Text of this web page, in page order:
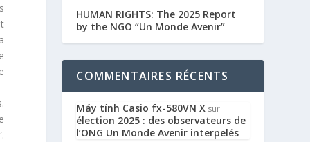
HUMAN RIGHTS: The 2025 Report
by the NGO “Un Monde Avenir”
COMMENTAIRES RÉCENTS
Máy tính Casio fx-580VN X sur
élection 2025 : des observateurs de
l’ONG Un Monde Avenir interpelés